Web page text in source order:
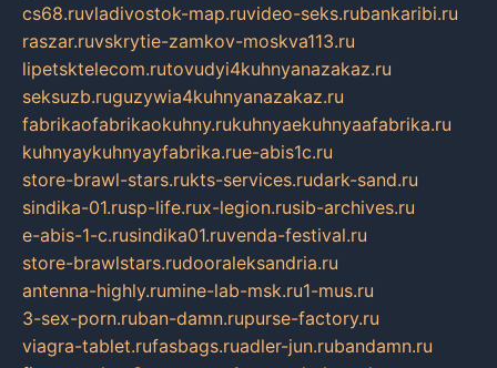
cs68.ruvladivostok-map.ruvideo-seks.rubankaribi.ru
raszar.ruvskrytie-zamkov-moskva113.ru
lipetsktelecom.rutovudyi4kuhnyanazakaz.ru
seksuzb.ruguzywia4kuhnyanazakaz.ru
fabrikaofabrikaokuhny.rukuhnyaekuhnyaafabrika.ru
kuhnyaykuhnyayfabrika.rue-abis1c.ru
store-brawl-stars.rukts-services.rudark-sand.ru
sindika-01.rusp-life.rux-legion.rusib-archives.ru
e-abis-1-c.rusindika01.ruvenda-festival.ru
store-brawlstars.rudooraleksandria.ru
antenna-highly.rumine-lab-msk.ru1-mus.ru
3-sex-porn.ruban-damn.rupurse-factory.ru
viagra-tablet.rufasbags.ruadler-jun.rubandamn.ru